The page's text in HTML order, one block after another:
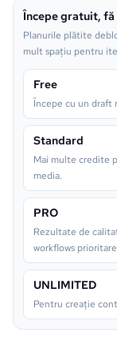
Lego
Începe gratuit, fă
Planurile plătite
mult spațiu pentru
Free
Începe cu un draft
Standard
Mai multe credite
media.
PRO
Rezultate de
workflows
UNLIMITED
Pentru creație